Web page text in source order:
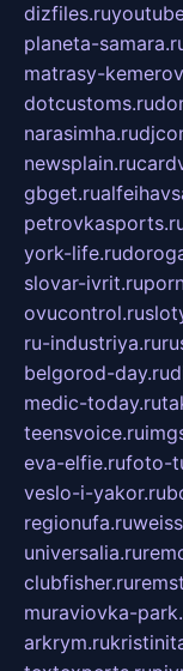
dizfiles.ru
planeta-
matrasy-
dotcustoms.ru
narasimha.ru
newsplain.ru
gbget.ru
york-life.ru
slovar-ivrit.ru
ovucontrol.ru
ru-industriya.ru
belgorod-day.ru
medic-today.ru
teensvoice.ru
eva-elfie.rufoto-
veslo-i-yakor.ru
regionufa.ru
universalia.ru
clubfisher.ru
muraviovka-
arkrym.ru